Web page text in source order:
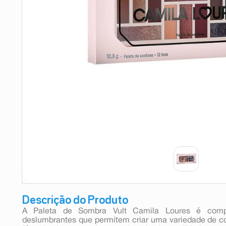
Descrição do Produto
A Paleta de Sombra Vult Camila Loures é
deslumbrantes que permitem criar uma variedade de
9º absorvente
10ºshampoo